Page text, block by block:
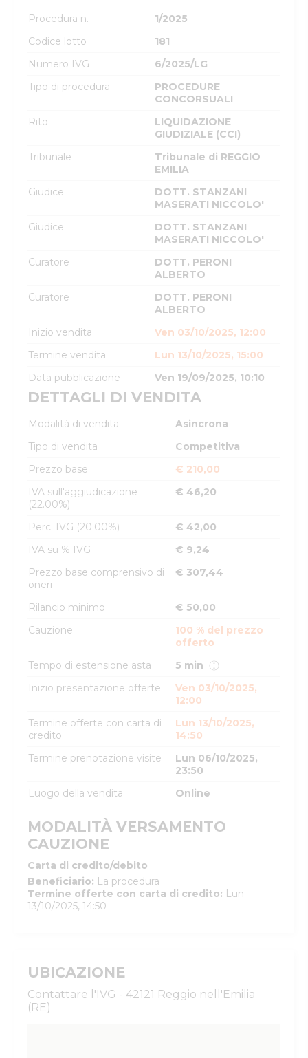
Procedura n.
1/2025
Codice lotto
181
Numero IVG
6/2025/LG
Tipo di procedura
PROCEDURE
CONCORSUALI
Rito
LIQUIDAZIONE
GIUDIZIALE (CCI)
Tribunale
Tribunale di REGGIO
EMILIA
Giudice
DOTT. STANZANI
MASERATI NICCOLO'
Giudice
DOTT. STANZANI
MASERATI NICCOLO'
Curatore
DOTT. PERONI
ALBERTO
Curatore
DOTT. PERONI
ALBERTO
Inizio vendita
Ven 03/10/2025, 12:00
Termine vendita
Lun 13/10/2025, 15:00
Data pubblicazione
Ven 19/09/2025, 10:10
DETTAGLI DI VENDITA
Modalità di vendita
Asincrona
Tipo di vendita
Competitiva
Prezzo base
€ 210,00
IVA sull'aggiudicazione
(22.00%)
€ 46,20
Perc. IVG (20.00%)
€ 42,00
IVA su % IVG
€ 9,24
Prezzo base comprensivo di
oneri
€ 307,44
Rilancio minimo
€ 50,00
Cauzione
100 % del prezzo
offerto
Tempo di estensione asta
5 min
Inizio presentazione offerte
Ven 03/10/2025,
12:00
Termine offerte con carta di
credito
Lun 13/10/2025,
14:50
Termine prenotazione visite
Lun 06/10/2025,
23:50
Luogo della vendita
Online
MODALITÀ VERSAMENTO
CAUZIONE
Carta di credito/debito
Beneficiario: La procedura
Termine offerte con carta di credito: Lun
13/10/2025, 14:50
UBICAZIONE
Contattare l'IVG - 42121 Reggio nell'Emilia
(RE)